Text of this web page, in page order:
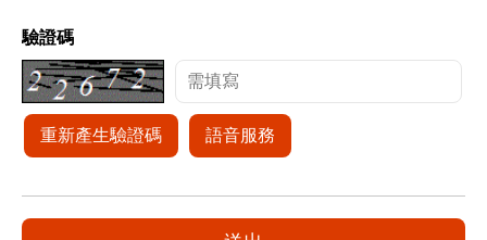
驗證碼
重新產生驗證碼 語音服務